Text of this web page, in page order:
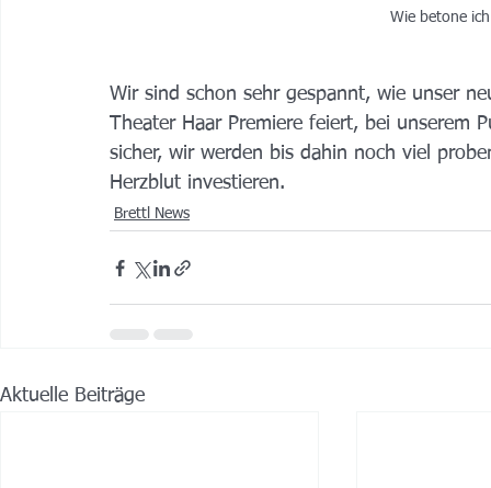
Wie betone
Wir sind schon sehr gespannt, wie unser
Theater Haar Premiere feiert, bei unserem
sicher, wir werden bis dahin noch viel
Herzblut investieren.
Brettl News
Aktuelle Beiträge